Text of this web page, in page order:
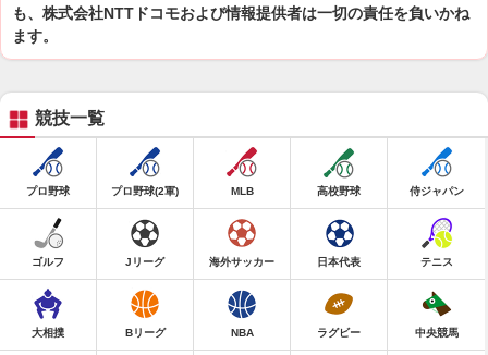
も、株式会社NTTドコモおよび情報提供者は一切の責任を負いかね
ます。
競技一覧
プロ野球 プロ野球(2軍) MLB 高校野球 侍ジャパン
ゴルフ Jリーグ 海外サッカー 日本代表 テニス
大相撲 Bリーグ NBA ラグビー 中央競馬